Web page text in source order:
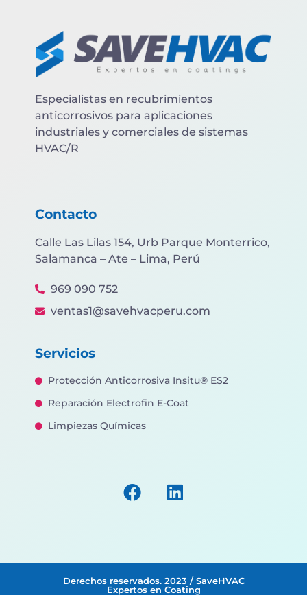
Especialistas en recubrimientos
anticorrosivos para aplicaciones
industriales y comerciales de sistemas
HVAC/R
Contacto
Calle Las Lilas 154, Urb Parque Monterrico,
Salamanca – Ate – Lima, Perú
969 090 752
ventas1@savehvacperu.com
Servicios
Protección Anticorrosiva Insitu® ES2
Reparación Electrofin E-Coat
Limpiezas Químicas
Derechos reservados. 2023 / SaveHVAC
Expertos en Coating